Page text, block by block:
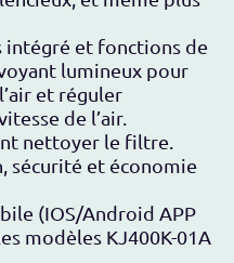
intégré et fonctions de
lumineux pour
et réguler
de l’air.
nettoyer le filtre.
sécurité et économie
(IOS/Android APP
modèles KJ400K-01A